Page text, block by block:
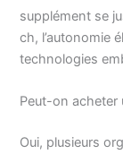
supplément se
ch, l’autonomie
technologies
Peut-on acheter
Oui, plusieurs